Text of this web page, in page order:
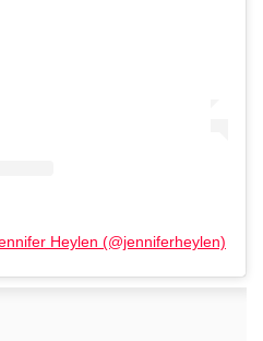
Heylen (@jenniferheylen)